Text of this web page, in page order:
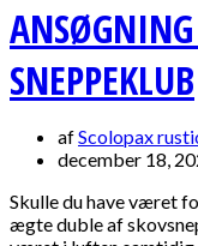
SNEPPEKLUB
afScolopax
december 18,
Skulle du have været
ægte duble af